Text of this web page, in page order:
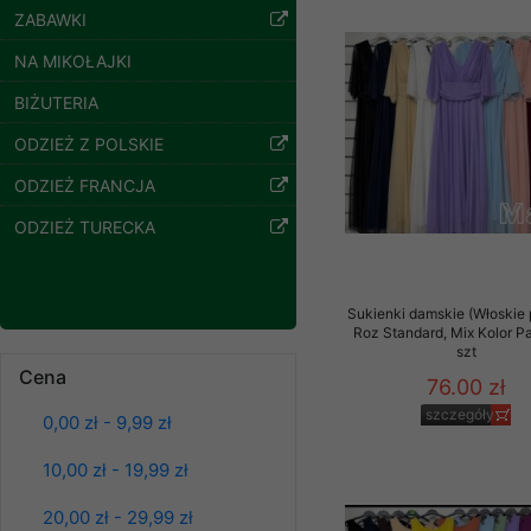
ZABAWKI
NA MIKOŁAJKI
BIŻUTERIA
ODZIEŻ Z POLSKIE
ODZIEŻ FRANCJA
ODZIEŻ TURECKA
Cena
0,00 zł - 9,99 zł
10,00 zł - 19,99 zł
20,00 zł - 29,99 zł
39.00 zł
Sukienki damskie (Włoskie
Roz Standard, Mix Kolor
szt
76.00 zł
szczegóły
Klientów
ochronie danych
serwerach
pracownicy Sklepu.
Każdy Klient, który
ich weryfikacji,
Sklep nie przekazuje,
chyba że dzieje się
Nasz Sklep
przez nasz serwer i
jego indywidualnych
opcję przyjmowania
może wpłynąć na
Klienta przechowują
• ostatnio